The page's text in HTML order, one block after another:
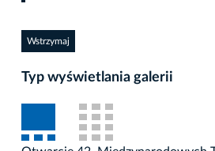
Wstrzymaj
Typ wyświetlania galerii